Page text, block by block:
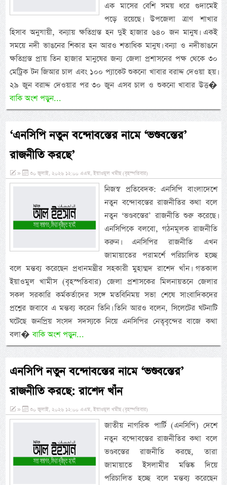
এক মাসের বেশি সময় ধরে গুদামেই
পড়ে রয়েছে। উপজেলা ত্রাণ শাখার
হিসাব অনুযায়ী, বন্যায় ক্ষতিগ্রস্ত হন দুই হাজার ৬৪০ জন মানুষ। একই
সময়ে নদী ভাঙনের শিকার হন আরও শতাধিক মানুষ। বন্যা ও নদীভাঙনে
ক্ষতিগ্রস্ত প্রায় তিন হাজার মানুষের জন্য জেলা প্রশাসনের পক্ষ থেকে ৩০
মেট্রিক টন জিআর চাল এবং ১০০ প্যাকেট শুকনো খাবার বরাদ্দ দেওয়া হয়।
২৯ জুন বরাদ্দ দেওয়ার পর ৩০ জুন এসব চাল ও শুকনো খাবার উত্ত�
বাকি অংশ পড়ুন...
‘এনসিপি নতুন বন্দোবস্তের নামে ‘ভণ্ডবস্তের’
রাজনীতি করছে’
» ৩০ জুলাই, ২০২৬ ১২:০০ এএম, ইয়াওমুল খমীছ (বৃহস্পতিবার)
নিজস্ব প্রতিবেদক: এনসিপি বাংলাদেশে
নতুন বন্দোবস্তের রাজনীতির কথা বলে
নতুন ‘ভণ্ডবস্তের’ রাজনীতি শুরু করেছে।
এনসিপিকে বলবো, গঠনমূলক রাজনীতি
করুন। এনসিপির রাজনীতি এখন
জামায়াতের পরামর্শে পরিচালিত হচ্ছে
বলে মন্তব্য করেছেন প্রধানমন্ত্রীর সহকারী মুহাম্মদ রাশেদ খাঁন। গতকাল
ইয়াওমুল খামীস (বৃহস্পতিবার) জেলা প্রশাসকের মিলনায়তনে জেলার
সকল সরকারি কর্মকর্তাদের সঙ্গে মতবিনিময় সভা শেষে সাংবাদিকদের
প্রশ্নের জবাবে এ মন্তব্য করেন তিনি। তিনি আরও বলেন, সিলেটের ঘটনাটি
ঘটেছে জনপ্রিয় সংসদ সদস্যকে নিয়ে এনসিপির নেতৃবৃন্দের বাজে কথা
বলা�বাকি অংশ পড়ুন...
এনসিপি নতুন বন্দোবস্তের নামে ‘ভণ্ডবস্তের’
রাজনীতি করছে: রাশেদ খাঁন
» ৩০ জুলাই, ২০২৬ ১২:০০ এএম, ইয়াওমুল খমীছ (বৃহস্পতিবার)
জাতীয় নাগরিক পার্টি (এনসিপি) দেশে
নতুন বন্দোবস্তের রাজনীতির কথা বলে
ভণ্ডবস্তের রাজনীতি করছে, তারা
জামায়াতে ইসলামীর মস্তিষ্ক দিয়ে
পরিচালিত হচ্ছে বলে মন্তব্য করেছেন